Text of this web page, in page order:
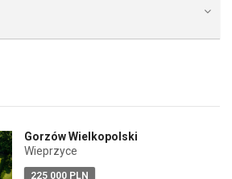
Gorzów Wielkopolski
Wieprzyce
225 000 PLN